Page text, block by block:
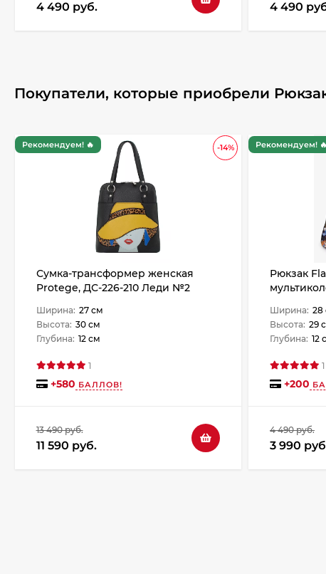
4 490 руб. 4 490
Покупатели, которые приобрели
-14%
Рекомендуем! 🔥
Сумка-трансформер женская
Protege, ДС-226-210 Леди №2
Ширина: 27 см
Высота: 30 см
Глубина: 12 см
1
+580 БАЛЛОВ!
13 490 руб.
11 590 руб.
Рекомендуем! 🔥
Рюкзак
Ширина: 28
Высота: 29
Глубина: 12
1
+200
4 490 руб.
3 990